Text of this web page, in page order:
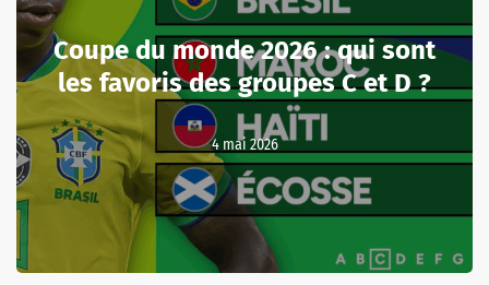
Coupe du monde 2026 : qui sont
les favoris des groupes C et D ?
4 mai 2026